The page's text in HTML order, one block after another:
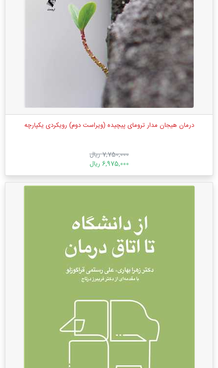
درمان هیجان مدار ترومای پیچیده (ویراست دوم) رویکردی یکپارچه
7,750,000 ریال
6,975,000 ریال